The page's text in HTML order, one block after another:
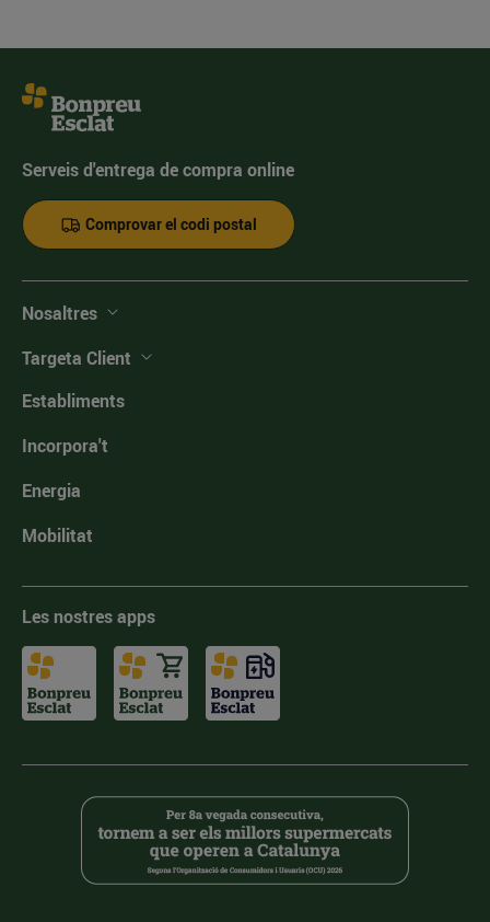
Serveis d'entrega de compra online
Comprovar el codi postal
Nosaltres
Targeta Client
Establiments
Incorpora't
Energia
Mobilitat
Les nostres apps